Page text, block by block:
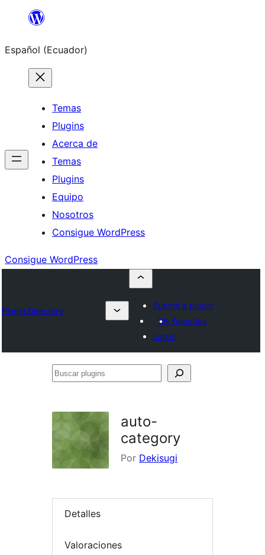
Saltar
contenido
Español (Ecuador)
Temas
Plugins
Acerca de
Temas
Plugins
Equipo
Nosotros
Consigue WordPress
Consigue WordPress
Plugin Directory
Submit a plugin
My favorites
Log in
Buscar
auto-
category
Por Dekisugi
Detalles
Valoraciones